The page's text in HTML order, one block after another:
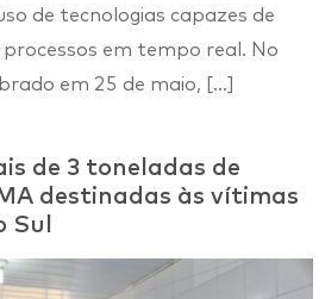
de tecnologias capazes de
em tempo real. No
em 25 de maio, […]
de 3 toneladas de
destinadas às vítimas
Sul